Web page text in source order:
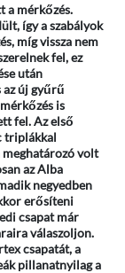
mérkőzés.
így a szabályok
míg vissza nem
fel, ez
után
az új gyűrű
is
fel. Az első
triplákkal
meghatározó volt
az Alba
negyedben
erősíteni
csapat már
válaszoljon.
csapatát, a
pillanatnyilag a